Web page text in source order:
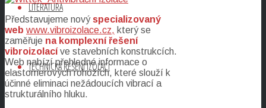
LITERATURA
TECHNICKÁ ŘEŠENÍ IZOLACÍ
Představujeme nový specializovaný
web www.vibroizolace.cz, který se
zaměřuje na komplexní řešení
vibroizolacíve stavebních konstrukcích.
Web nabízí přehledné informace o
elastomerových rohožích, které slouží k
účinné eliminaci nežádoucích vibrací a
strukturálního hluku.